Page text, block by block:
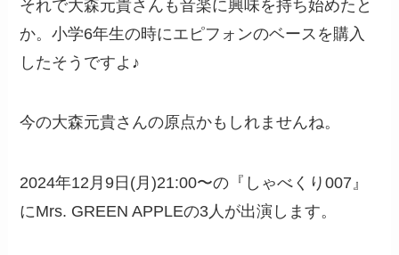
それで大森元貴さんも音楽に興味を持ち始めたと
か。小学6年生の時にエピフォンのベースを購入
したそうですよ♪
今の大森元貴さんの原点かもしれませんね。
2024年12月9日(月)21:00〜の『しゃべくり007』
にMrs. GREEN APPLEの3人が出演します。